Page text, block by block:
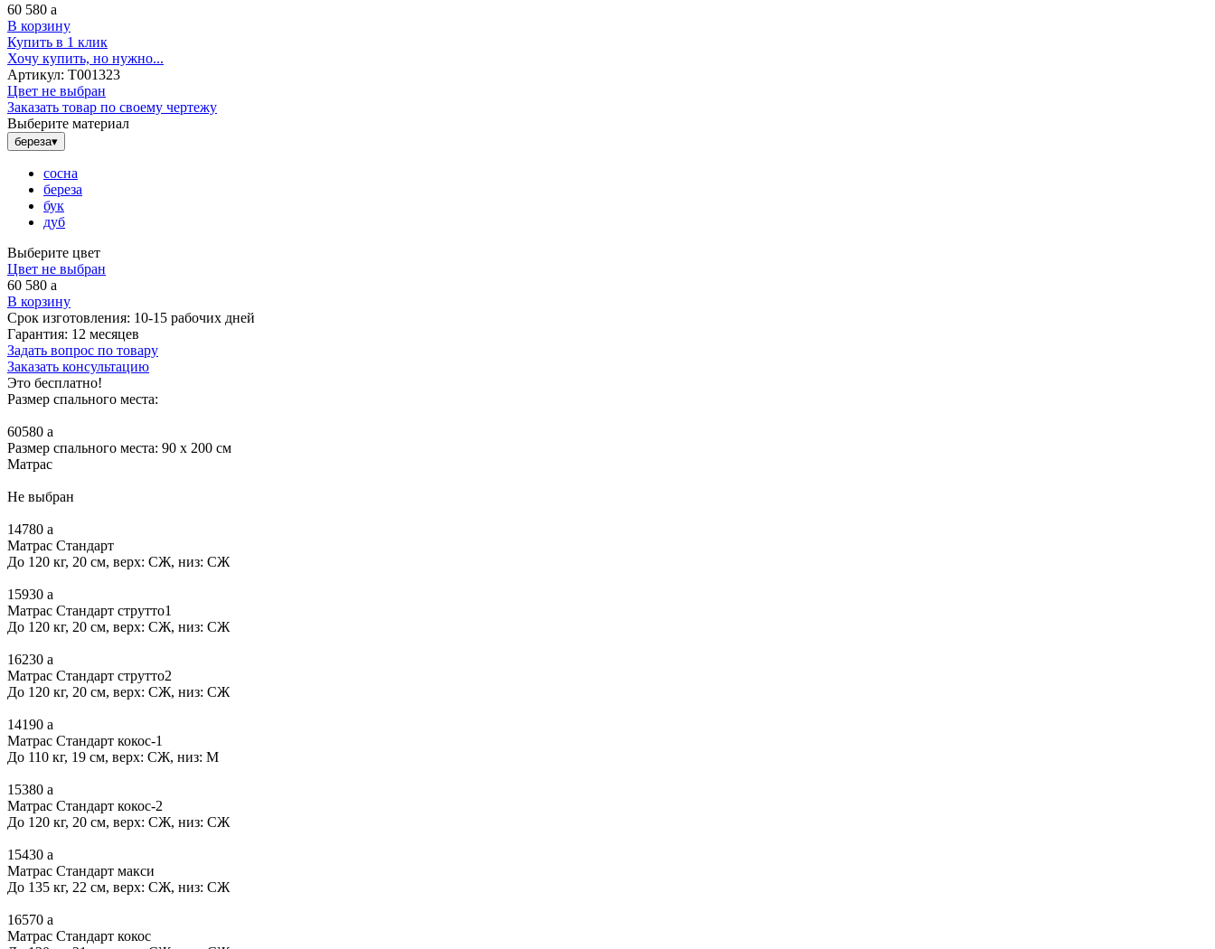
60 580 a
В корзину
Купить в 1 клик
Хочу купить, но нужно...
Артикул: Т001323
Цвет не выбран
Заказать товар по своему чертежу
Выберите материал
береза▾
сосна
береза
бук
дуб
Выберите цвет
Цвет не выбран
60 580 a
В корзину
Срок изготовления: 10-15 рабочих дней
Гарантия: 12 месяцев
Задать вопрос по товару
Заказать консультацию
Это бесплатно!
Размер спального места:
60580 a
Размер спального места: 90 x 200 см
Матрас
Не выбран
14780 a
Матрас Стандарт
До 120 кг, 20 см, верх: СЖ, низ: СЖ
15930 a
Матрас Стандарт струтто1
До 120 кг, 20 см, верх: СЖ, низ: СЖ
16230 a
Матрас Стандарт струтто2
До 120 кг, 20 см, верх: СЖ, низ: СЖ
14190 a
Матрас Стандарт кокос-1
До 110 кг, 19 см, верх: СЖ, низ: М
15380 a
Матрас Стандарт кокос-2
До 120 кг, 20 см, верх: СЖ, низ: СЖ
15430 a
Матрас Стандарт макси
До 135 кг, 22 см, верх: СЖ, низ: СЖ
16570 a
Матрас Стандарт кокос